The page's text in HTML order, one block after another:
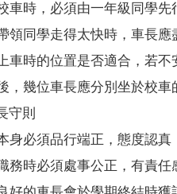
車時，必須由一年級同學先
領同學走得太快時，車長應
車時的位置是否適合，若不
，幾位車長應分別坐於校車
守則
身必須品行端正，態度認真
務時必須處事公正，有責任